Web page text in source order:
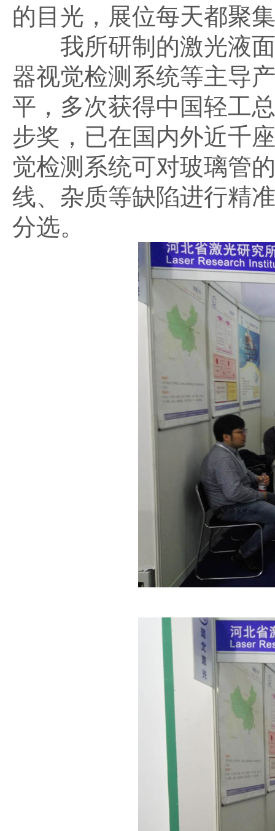
的目光，展位每天都聚
我所研制的激光液面
器视觉检测系统等主导
平，多次获得中国轻工
步奖，已在国内外近千
觉检测系统可对玻璃管
线、杂质等缺陷进行精
分选。